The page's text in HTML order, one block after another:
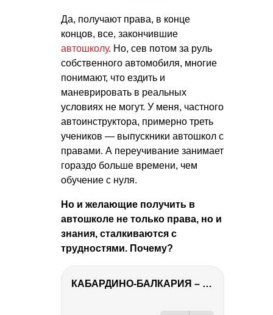
Да, получают права, в конце
концов, все, закончившие
автошколу. Но, сев потом за руль
собственного автомобиля, многие
понимают, что ездить и
маневрировать в реальных
условиях не могут. У меня, частного
автоинструктора, примерно треть
учеников — выпускники автошкол с
правами. А переучивание занимает
гораздо больше времени, чем
обучение с нуля.
Но и желающие получить в
автошколе не только права, но и
знания, сталкиваются с
трудностями. Почему?
КАБАРДИНО-БАЛКАРИЯ – ПУТЕШЕСТВИЕ НА КАВКАЗ часть 3